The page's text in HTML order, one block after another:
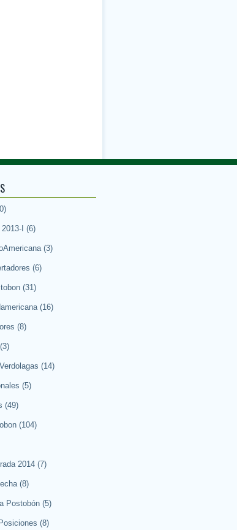
I (6)
(3)
(6)
(31)
(16)
(8)
(3)
(14)
(5)
(49)
(104)
2014 (7)
(8)
Postobón (5)
(8)